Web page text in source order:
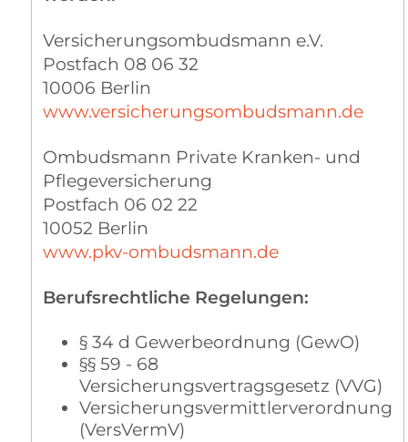
Versicherungsombudsmann e.V.
Postfach 08 06 32
10006 Berlin
www.versicherungsombudsmann.de
Ombudsmann Private Kranken- und
Pflegeversicherung
Postfach 06 02 22
10052 Berlin
www.pkv-ombudsmann.de
Berufsrechtliche Regelungen:
§ 34 d Gewerbeordnung (GewO)
§§ 59 - 68
Versicherungsvertragsgesetz (VVG)
Versicherungsvermittlerverordnung
(VersVermV)